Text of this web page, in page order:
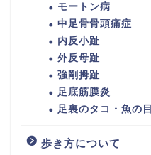
モートン病
中足骨骨頭痛症
内反小趾
外反母趾
強剛拇趾
足底筋膜炎
足裏のタコ・魚の目
歩き方について